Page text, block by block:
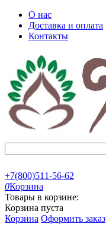
О нас
Доставка и оплата
Контакты
+7(800)511-56-62
0Корзина
Товары в корзине:
Корзина пуста
Корзина Оформить заказ